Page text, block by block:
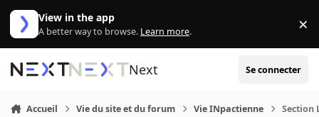
Aller au contenu
View in the app
A better way to browse. Learn more. ×
Next Se connecter
Accueil Vie du site et du forum Vie INpactienne Section